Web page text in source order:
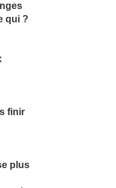
qui ?
finir
plus